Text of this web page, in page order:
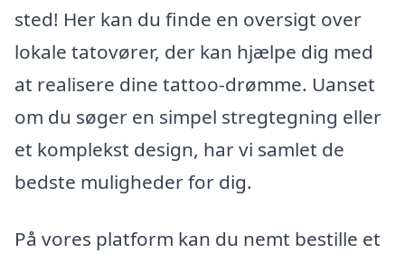
sted! Her kan du finde en oversigt over
lokale tatovører, der kan hjælpe dig med
at realisere dine tattoo-drømme. Uanset
om du søger en simpel stregtegning eller
et komplekst design, har vi samlet de
bedste muligheder for dig.
På vores platform kan du nemt bestille et